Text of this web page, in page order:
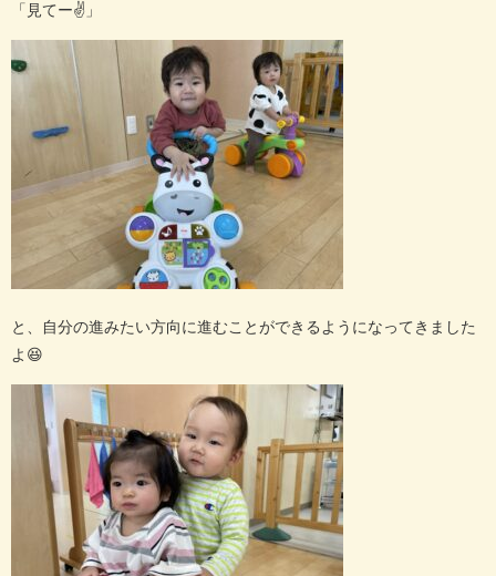
「見てー✌️ 」
と、自分の進みたい方向に進むことができるようになってきました
よ 😆